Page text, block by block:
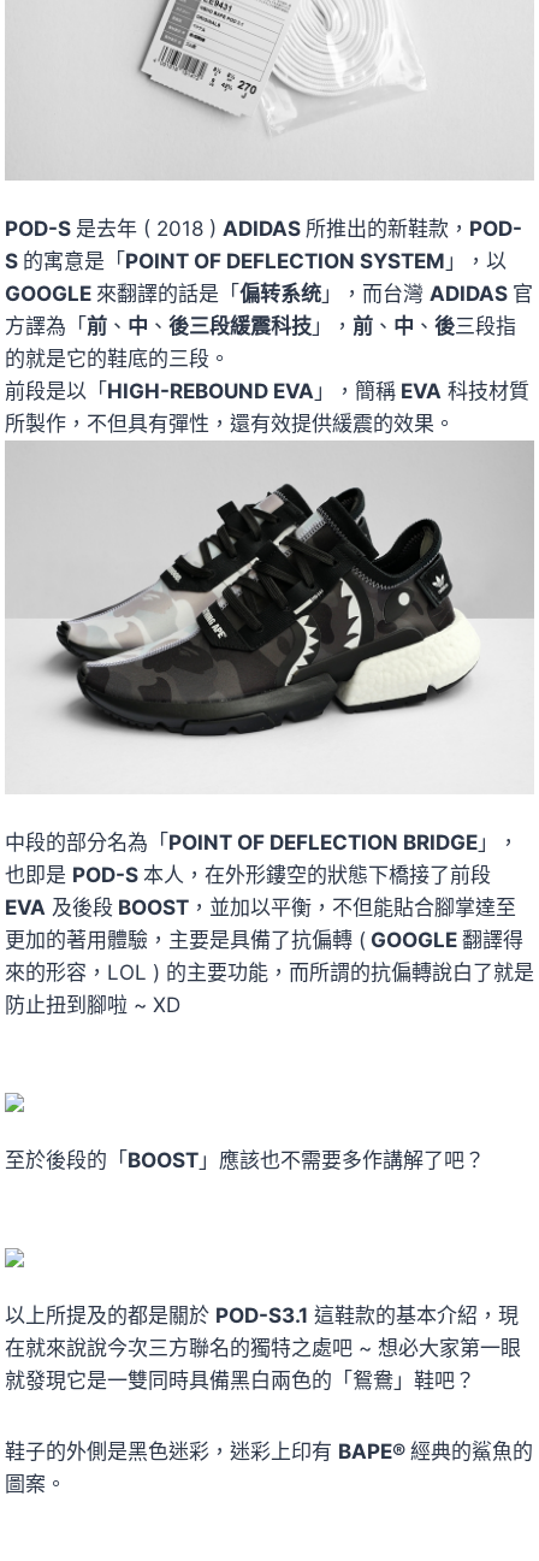
POD-S 是去年 ( 2018 ) ADIDAS 所推出的新鞋款， POD-
S 的寓意是「 POINT OF DEFLECTION SYSTEM 」，以
GOOGLE 來翻譯的話是「 偏转系统 」，而台灣 ADIDAS 官
方譯為「 前 、 中 、 後三段緩震科技 」， 前 、 中 、 後三段指
的就是它的鞋底的三段。
前段是以「 HIGH-REBOUND EVA 」，簡稱 EVA 科技材質
所製作，不但具有彈性，還有效提供緩震的效果。
中段的部分名為「POINT OF DEFLECTION BRIDGE 」，
也即是 POD-S 本人，在外形鏤空的狀態下橋接了前段
EVA 及後段 BOOST ，並加以平衡，不但能貼合腳掌達至
更加的著用體驗，主要是具備了抗偏轉 ( GOOGLE 翻譯得
來的形容，LOL ) 的主要功能，而所謂的抗偏轉說白了就是
防止扭到腳啦 ~ XD
至於後段的「BOOST 」應該也不需要多作講解了吧？
以上所提及的都是關於 POD-S3.1 這鞋款的基本介紹，現
在就來說說今次三方聯名的獨特之處吧 ~ 想必大家第一眼
就發現它是一雙同時具備黑白兩色的「鴛鴦」鞋吧？
鞋子的外側是黑色迷彩，迷彩上印有 BAPE® 經典的鯊魚的
圖案。